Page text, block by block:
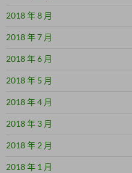
2018 年 8 月
2018 年 7 月
2018 年 6 月
2018 年 5 月
2018 年 4 月
2018 年 3 月
2018 年 2 月
2018 年 1 月